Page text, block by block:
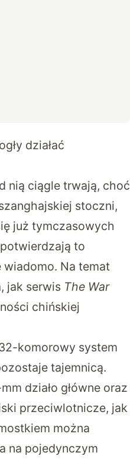
działać
nią ciągle trwają, choć
stoczni,
już tymczasowych
to
Na temat
jak serwis The War
chińskiej
komorowy system
tajemnicą.
działo główne oraz
przeciwlotnicze, jak
można
na pojedynczym